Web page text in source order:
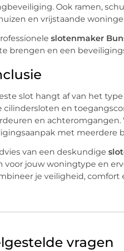
Ook ramen,
en vrijstaande
slotenmaker
brengen en een
slot hangt af van het
cilindersloten en
en
met meerdere
van een deskundige
voor jouw woningtype en
je veiligheid,
vragen